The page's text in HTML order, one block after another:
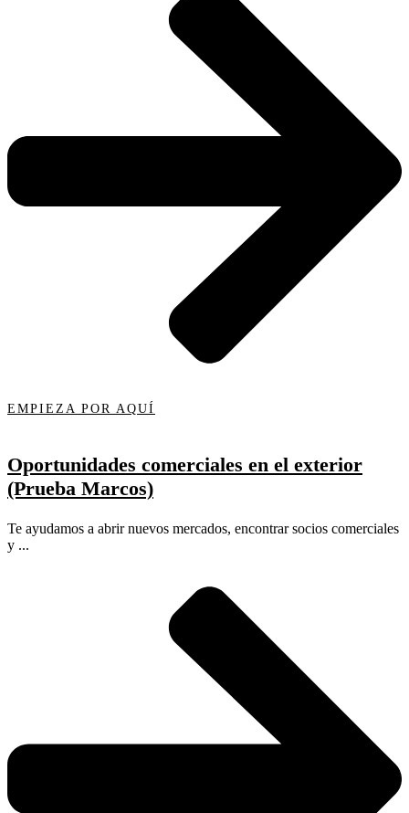
EMPIEZA POR AQUÍ
Oportunidades comerciales en el exterior
(Prueba Marcos)
Te ayudamos a abrir nuevos mercados, encontrar socios comerciales
y ...